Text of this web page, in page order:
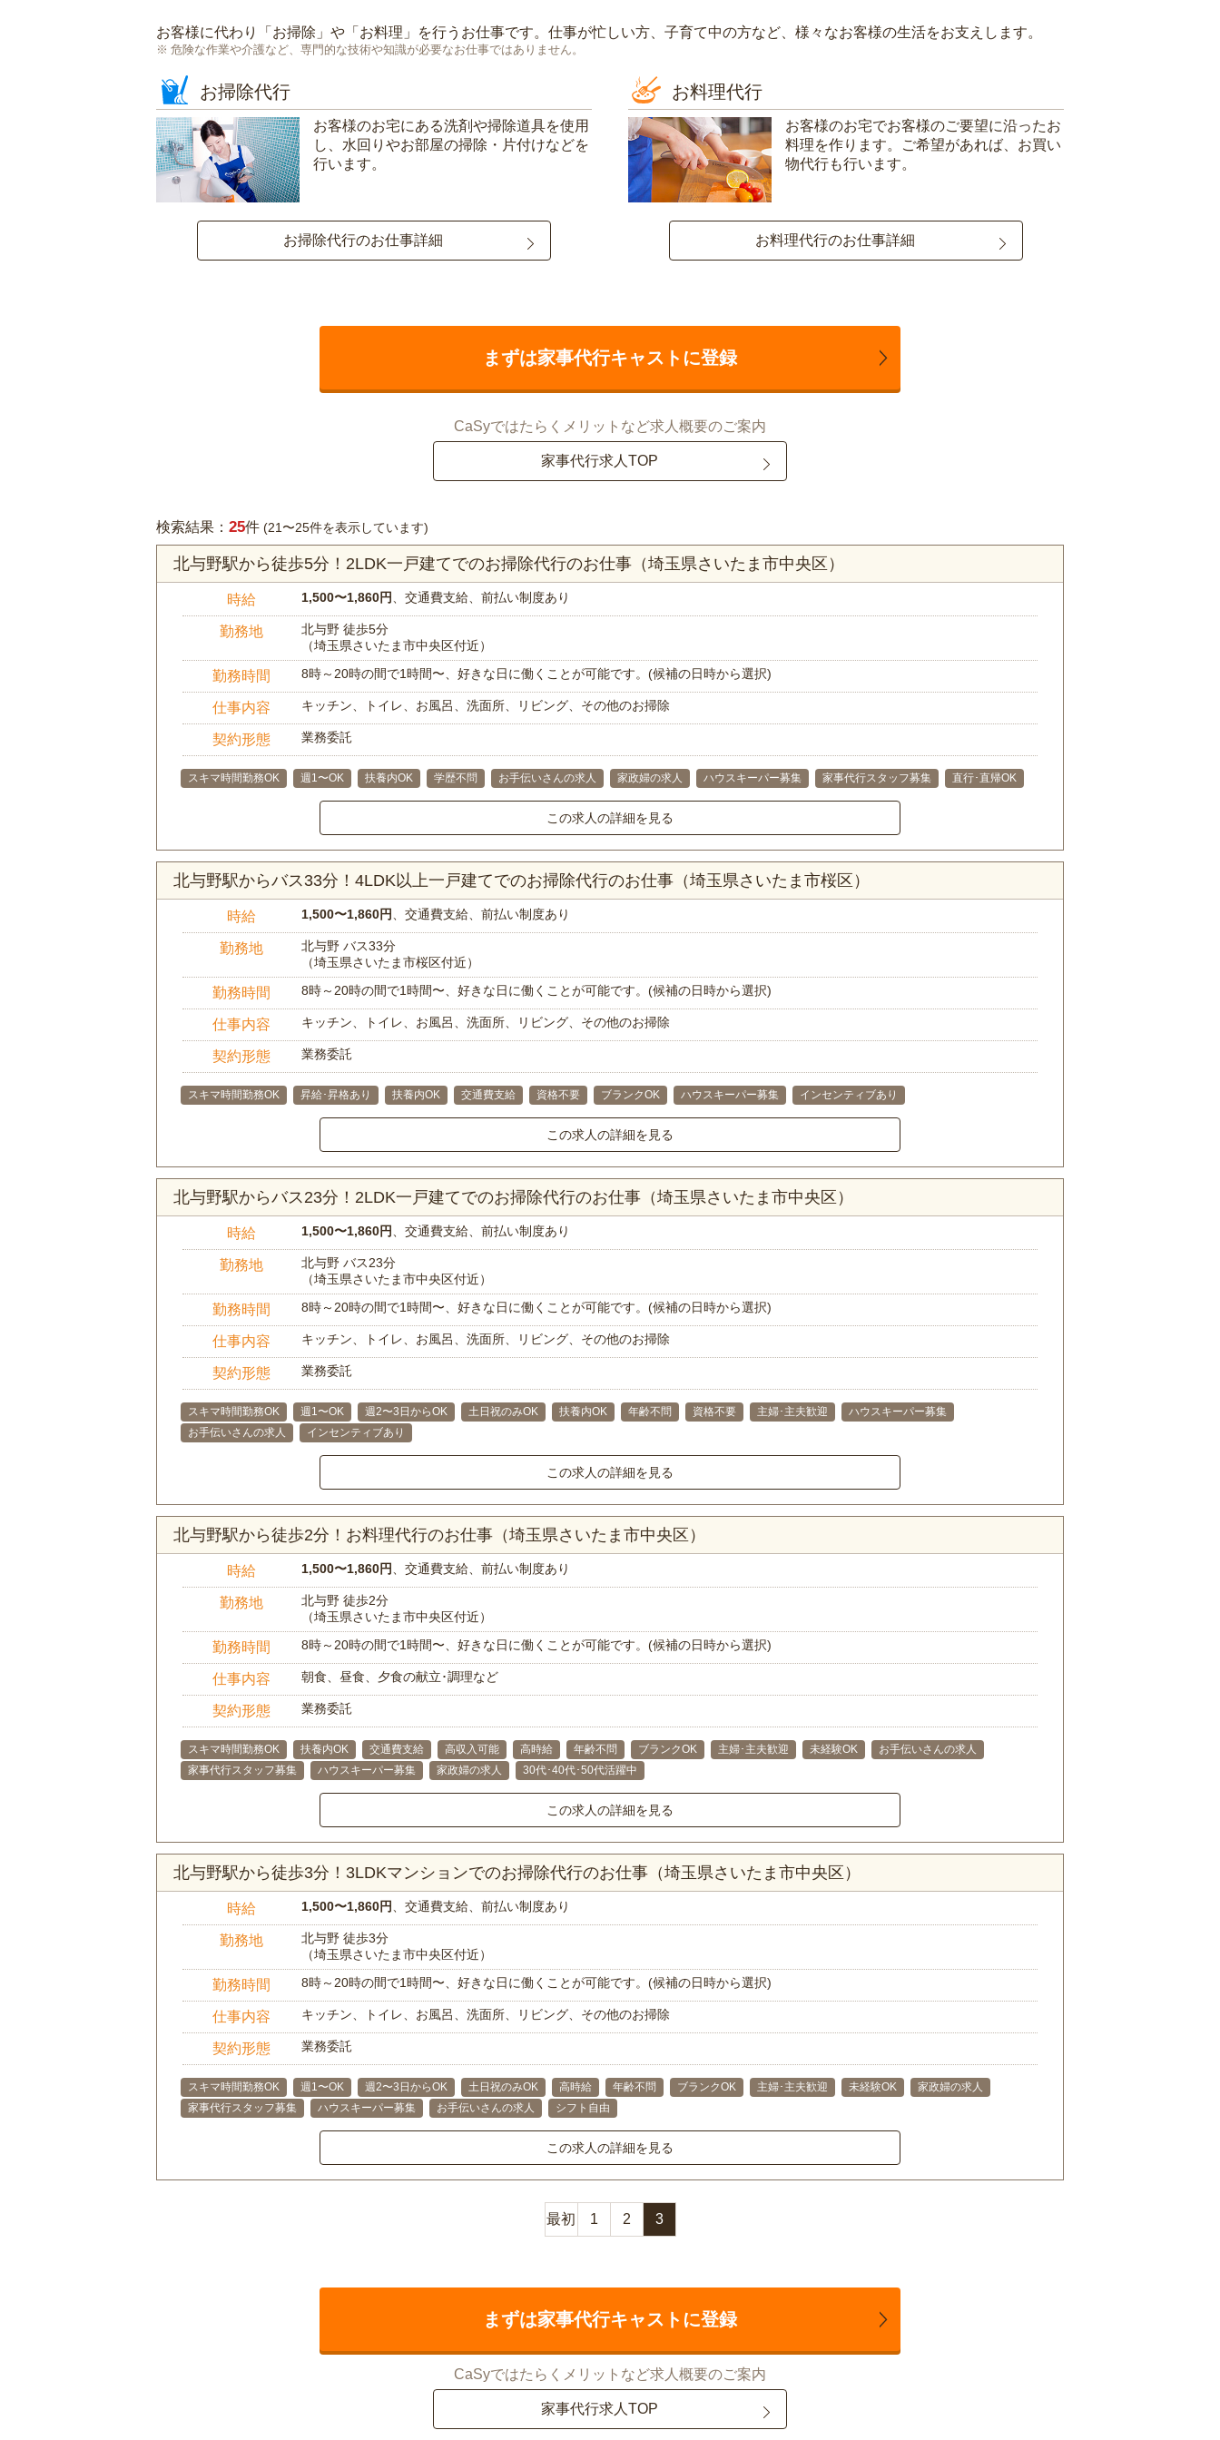
お客様に代わり「 お掃除 」や「 お料理 」を行うお仕事です。仕事が忙しい方、子育て中の方など、様々なお客様の生活をお支えします。
危険な作業や介護など、専門的な技術や知識が必要なお仕事ではありません。
お掃除代行
お客様のお宅にある洗剤や掃除道具を使用
し、水回りやお部屋の掃除・片付けなどを
行います。
お掃除代行のお仕事詳細
お料理代行
お客様のお宅でお客様のご要望に沿ったお
料理を作ります。ご希望があれば、お買い
物代行も行います。
お料理代行のお仕事詳細
まずは家事代行キャストに登録
CaSyではたらくメリットなど求人概要のご案内
家事代行求人TOP
検索結果： 25件 (21〜25件を表示しています)
北与野駅から徒歩5分！2LDK一戸建てでのお掃除代行のお仕事（埼玉県さいたま市中央区）
時給 1,500〜1,860円 、交通費支給、前払い制度あり
勤務地
北与野 徒歩5分
（埼玉県さいたま市中央区付近）
勤務時間 8時～20時の間で1時間〜、好きな日に働くことが可能です。(候補の日時から選択)
仕事内容 キッチン、トイレ、お風呂、洗面所、リビング、その他のお掃除
契約形態 業務委託
スキマ時間勤務OK 週1〜OK 扶養内OK 学歴不問 お手伝いさんの求人 家政婦の求人 ハウスキーパー募集 家事代行スタッフ募集 直行･直帰OK
この求人の詳細を見る
北与野駅からバス33分！4LDK以上一戸建てでのお掃除代行のお仕事（埼玉県さいたま市桜区）
時給 1,500〜1,860円 、交通費支給、前払い制度あり
勤務地
北与野 バス33分
（埼玉県さいたま市桜区付近）
勤務時間 8時～20時の間で1時間〜、好きな日に働くことが可能です。(候補の日時から選択)
仕事内容 キッチン、トイレ、お風呂、洗面所、リビング、その他のお掃除
契約形態 業務委託
スキマ時間勤務OK 昇給･昇格あり 扶養内OK 交通費支給 資格不要 ブランクOK ハウスキーパー募集 インセンティブあり
この求人の詳細を見る
北与野駅からバス23分！2LDK一戸建てでのお掃除代行のお仕事（埼玉県さいたま市中央区）
時給 1,500〜1,860円 、交通費支給、前払い制度あり
勤務地
北与野 バス23分
（埼玉県さいたま市中央区付近）
勤務時間 8時～20時の間で1時間〜、好きな日に働くことが可能です。(候補の日時から選択)
仕事内容 キッチン、トイレ、お風呂、洗面所、リビング、その他のお掃除
契約形態 業務委託
スキマ時間勤務OK 週1〜OK 週2〜3日からOK 土日祝のみOK 扶養内OK 年齢不問 資格不要 主婦･主夫歓迎
ハウスキーパー募集
お手伝いさんの求人
インセンティブあり
この求人の詳細を見る
北与野駅から徒歩2分！お料理代行のお仕事（埼玉県さいたま市中央区）
時給 1,500〜1,860円 、交通費支給、前払い制度あり
勤務地
北与野 徒歩2分
（埼玉県さいたま市中央区付近）
勤務時間 8時～20時の間で1時間〜、好きな日に働くことが可能です。(候補の日時から選択)
仕事内容 朝食、昼食、夕食の献立･調理など
契約形態 業務委託
スキマ時間勤務OK 扶養内OK 交通費支給 高収入可能 高時給 年齢不問 ブランクOK 主婦･主夫歓迎 未経験OK
お手伝いさんの求人
家事代行スタッフ募集
ハウスキーパー募集 家政婦の求人 30代･40代･50代活躍中
この求人の詳細を見る
北与野駅から徒歩3分！3LDKマンションでのお掃除代行のお仕事（埼玉県さいたま市中央区）
時給 1,500〜1,860円 、交通費支給、前払い制度あり
勤務地
北与野 徒歩3分
（埼玉県さいたま市中央区付近）
勤務時間 8時～20時の間で1時間〜、好きな日に働くことが可能です。(候補の日時から選択)
仕事内容 キッチン、トイレ、お風呂、洗面所、リビング、その他のお掃除
契約形態 業務委託
スキマ時間勤務OK 週1〜OK 週2〜3日からOK 土日祝のみOK 高時給 年齢不問 ブランクOK 主婦･主夫歓迎 未経験OK
家政婦の求人
家事代行スタッフ募集
ハウスキーパー募集 お手伝いさんの求人 シフト自由
この求人の詳細を見る
最初 1 2 3
まずは家事代行キャストに登録
CaSyではたらくメリットなど求人概要のご案内
家事代行求人TOP